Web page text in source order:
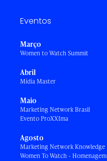
Eventos
Março
Women to Watch Summit
Abril
Mídia Master
Maio
Marketing Network Brasil
Evento ProXXIma
Agosto
Marketing Network Knowledge
Women To Watch - Homenagem